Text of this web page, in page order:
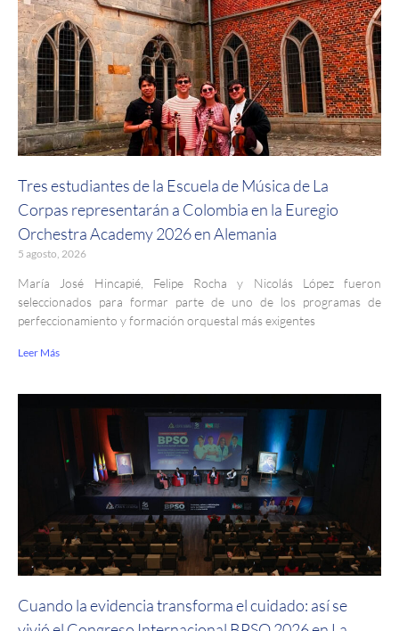
Tres estudiantes de la Escuela de Música de La
Corpas representarán a Colombia en la Euregio
Orchestra Academy 2026 en Alemania
5 agosto, 2026
María José Hincapié, Felipe Rocha y Nicolás López fueron
seleccionados para formar parte de uno de los programas de
perfeccionamiento y formación orquestal más exigentes
Leer Más
Cuando la evidencia transforma el cuidado: así se